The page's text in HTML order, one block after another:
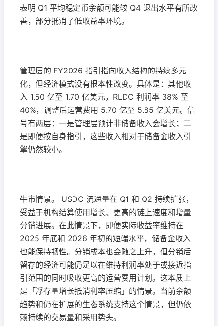
表明 Q1 平均稳定币余额可能较 Q4 退出水平有所改
善，部分抵消了低收益率环境。
管理层的 FY2026 指引指向收入结构的持续多元
化，但经济模式没有根本性改变。具体是：其他收
入 1.50 亿至 1.70 亿美元，RLDC 利润率 38% 至
40%，调整后运营费用 5.70 亿至 5.85 亿美元。信
号有两层：一是管理层预计非储备收入会增长；二
是即便按自身指引，这些收入相对于储备金收入引
擎仍然较小。
牛市情景。 USDC 流通量在 Q1 和 Q2 持续扩张，
受益于机构结算使用增长、更高的链上速度和增量
分销进展。在此情景下，即便实际收益率维持在
2025 年底和 2026 年初的短端水平，储备金收入
也能保持韧性。分销成本也会随之上升，但分销后
留存的经济可能仍足以在维持利润率处于或接近指
引范围的同时吸收更高的运营费用计划。这本质上
是「浮存量增长抵消利率压缩」的情景。当前余额
趋势和仍在扩展的生态系统支持这个情景，但仍依
赖持续的交易量和采用势头。